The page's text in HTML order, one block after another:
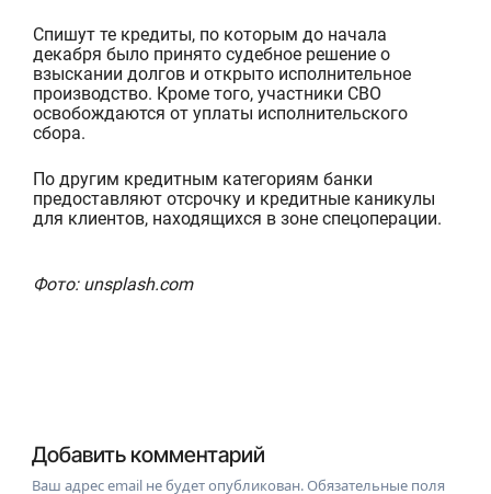
Спишут те кредиты, по которым до начала
декабря было принято судебное решение о
взыскании долгов и открыто исполнительное
производство. Кроме того, участники СВО
освобождаются от уплаты исполнительского
сбора.
По другим кредитным категориям банки
предоставляют отсрочку и кредитные каникулы
для клиентов, находящихся в зоне спецоперации.
Фото: unsplash.com
Добавить комментарий
Ваш адрес email не будет опубликован.Обязательные поля